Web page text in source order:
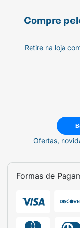
Compre
Retire na loja
Ofertas,
Formas de